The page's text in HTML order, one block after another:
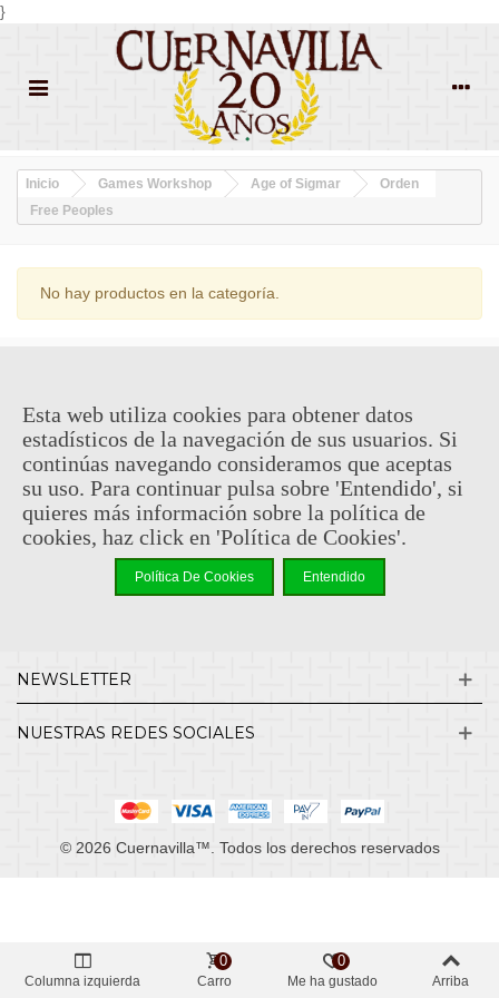
}
Inicio Games Workshop Age of Sigmar
Orden
Free Peoples
No hay productos en la categoría.
ENVÍOS Y DEVOLUCIONES
CONTACTO
INFORMACIÓN
NEWSLETTER
NUESTRAS REDES SOCIALES
© 2026 Cuernavilla™. Todos los derechos reservados
Columna izquierda Carro
0
Me ha gustado
0
Arriba
Esta web utiliza cookies para obtener datos
estadísticos de la navegación de sus usuarios. Si
continúas navegando consideramos que aceptas
su uso. Para continuar pulsa sobre 'Entendido', si
quieres más información sobre la política de
cookies, haz click en 'Política de Cookies'.
Política De Cookies Entendido